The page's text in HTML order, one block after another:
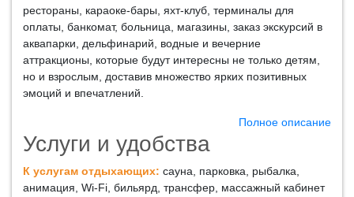
рестораны, караоке-бары, яхт-клуб, терминалы для
оплаты, банкомат, больница, магазины, заказ экскурсий в
аквапарки, дельфинарий, водные и вечерние
аттракционы, которые будут интересны не только детям,
но и взрослым, доставив множество ярких позитивных
эмоций и впечатлений.
Полное описание
Услуги и удобства
К услугам отдыхающих: сауна, парковка, рыбалка,
анимация, Wi-Fi, бильярд, трансфер, массажный кабинет